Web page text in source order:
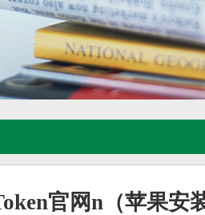
官网n（苹果安